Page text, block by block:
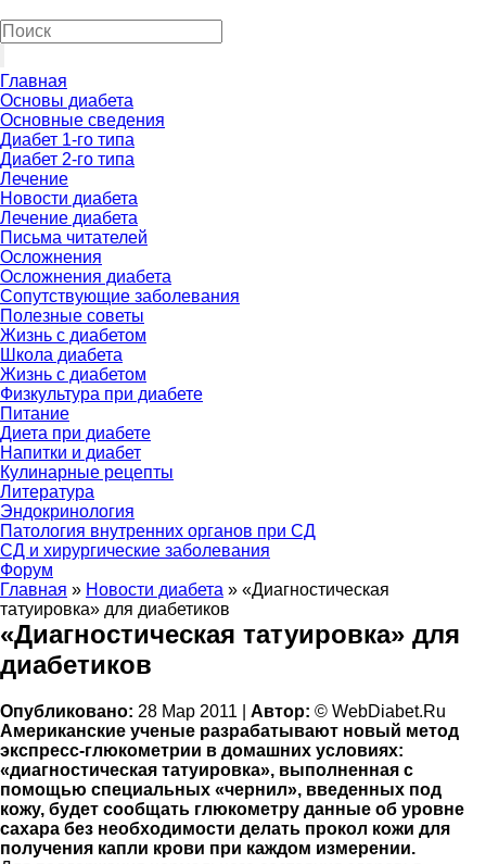
Главная
Основы диабета
Основные сведения
Диабет 1-го типа
Диабет 2-го типа
Лечение
Новости диабета
Лечение диабета
Письма читателей
Осложнения
Осложнения диабета
Сопутствующие заболевания
Полезные советы
Жизнь с диабетом
Школа диабета
Жизнь с диабетом
Физкультура при диабете
Питание
Диета при диабете
Напитки и диабет
Кулинарные рецепты
Литература
Эндокринология
Патология внутренних органов при СД
СД и хирургические заболевания
Форум
Главная » Новости диабета » «Диагностическая
татуировка» для диабетиков
«Диагностическая татуировка» для
диабетиков
Опубликовано: 28 Мар 2011 | Автор: © WebDiabet.Ru
Американские ученые разрабатывают новый метод
экспресс-глюкометрии в домашних условиях:
«диагностическая татуировка», выполненная с
помощью специальных «чернил», введенных под
кожу, будет сообщать глюкометру данные об уровне
сахара без необходимости делать прокол кожи для
получения капли крови при каждом измерении.